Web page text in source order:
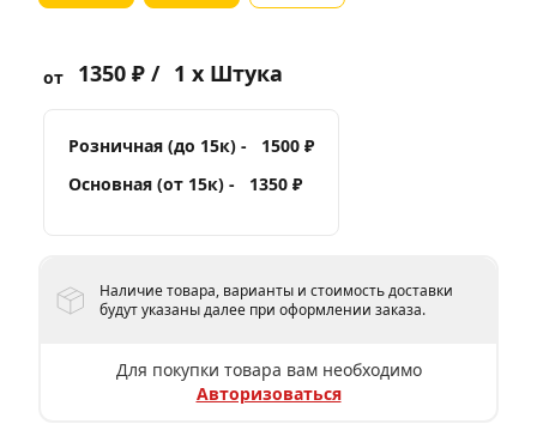
от 1350 ₽ / 1 x Штука
Розничная (до 15к) -
1500 ₽
Основная (от 15к) -
1350 ₽
Наличие товара, варианты и стоимость доставки
будут указаны далее при оформлении заказа.
Для покупки товара вам необходимо
Авторизоваться